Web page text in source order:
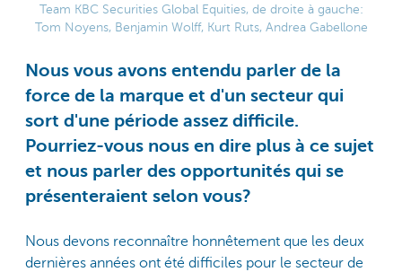
Team KBC Securities Global Equities, de droite à gauche:
Tom Noyens, Benjamin Wolff, Kurt Ruts, Andrea Gabellone
Nous vous avons entendu parler de la
force de la marque et d'un secteur qui
sort d'une période assez difficile.
Pourriez-vous nous en dire plus à ce sujet
et nous parler des opportunités qui se
présenteraient selon vous?
Nous devons reconnaître honnêtement que les deux
dernières années ont été difficiles pour le secteur de